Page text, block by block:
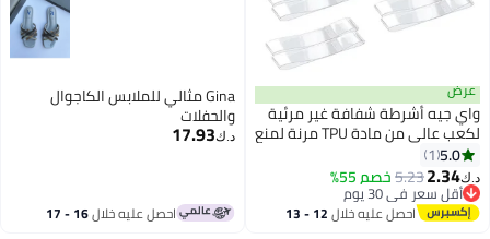
عرض
واي جيه أشرطة شفافة غير مرئية
لكعب عالي من مادة TPU مرنة لمنع
ارتخاء الحذاء والأربطة وأشرطة
الكاحل للكعب العالي
5.0
1
د.ك‏2.34
5.23خصم 55%
أقل سعر في 30 يوم
أقل سعر في 30 يوماحصل عليه خلال 12 - 13
Gina مثالي للملابس الكاجوال
والحفلات
د.ك‏17.93
احصل عليه خلال 16 - 17